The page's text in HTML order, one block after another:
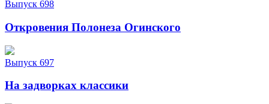
Выпуск 698
Откровения Полонеза Огинского
Выпуск 697
На задворках классики